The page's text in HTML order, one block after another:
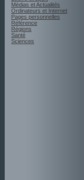
Médias et Actualités
Ordinateurs et Internet
Pages personnelles
Référence
Régions
Santé
Sciences